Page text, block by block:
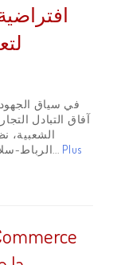
في سياق الجهود
آفاق التبادل
الشعبية،
Plus